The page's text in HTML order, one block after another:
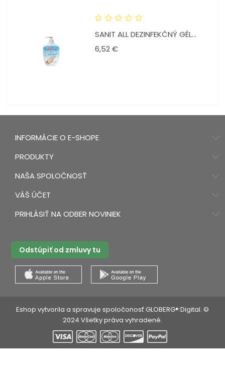
SANIT ALL DEZINFEKČNÝ GÉL...
6,52 €Cena
INFORMÁCIE O E-SHOPE
PRODUKTY
NAŠA SPOLOČNOSŤ
VÁŠ ÚČET
PRIHLÁSIŤ NA ODBER NOVINIEK
Odstúpiť od zmluvy tu
Eshop vytvorila a spravuje spoločonosť GLOBERG®:Digital. ©
2024 Všetky práva vyhradené.